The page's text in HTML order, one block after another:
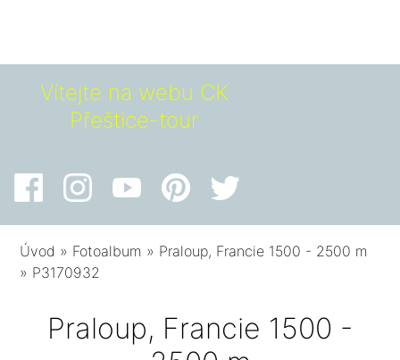
Vítejte na webu CK
Přeštice-tour
Úvod » Fotoalbum » Praloup, Francie 1500 - 2500 m
» P3170932
Praloup, Francie 1500 -